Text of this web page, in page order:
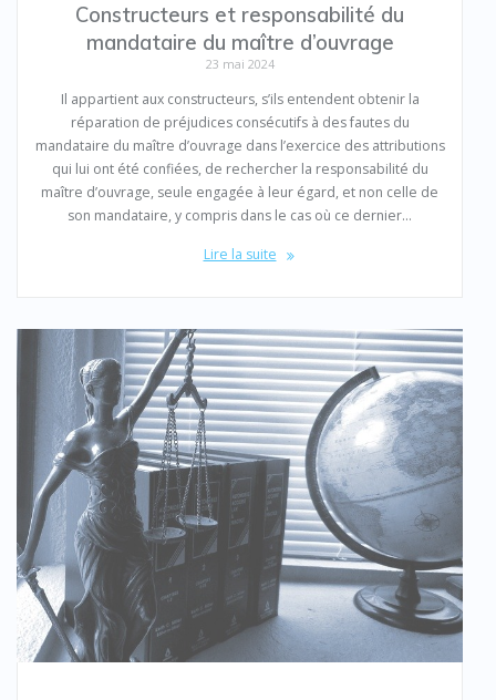
Constructeurs et responsabilité du
mandataire du maître d’ouvrage
23 mai 2024
Il appartient aux constructeurs, s’ils entendent obtenir la
réparation de préjudices consécutifs à des fautes du
mandataire du maître d’ouvrage dans l’exercice des attributions
qui lui ont été confiées, de rechercher la responsabilité du
maître d’ouvrage, seule engagée à leur égard, et non celle de
son mandataire, y compris dans le cas où ce dernier…
Lire la suite